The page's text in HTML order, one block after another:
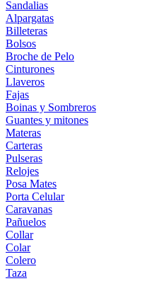
Sandalias
Alpargatas
Billeteras
Bolsos
Broche de Pelo
Cinturones
Llaveros
Fajas
Boinas y Sombreros
Guantes y mitones
Materas
Carteras
Pulseras
Relojes
Posa Mates
Porta Celular
Caravanas
Pañuelos
Collar
Colar
Colero
Taza